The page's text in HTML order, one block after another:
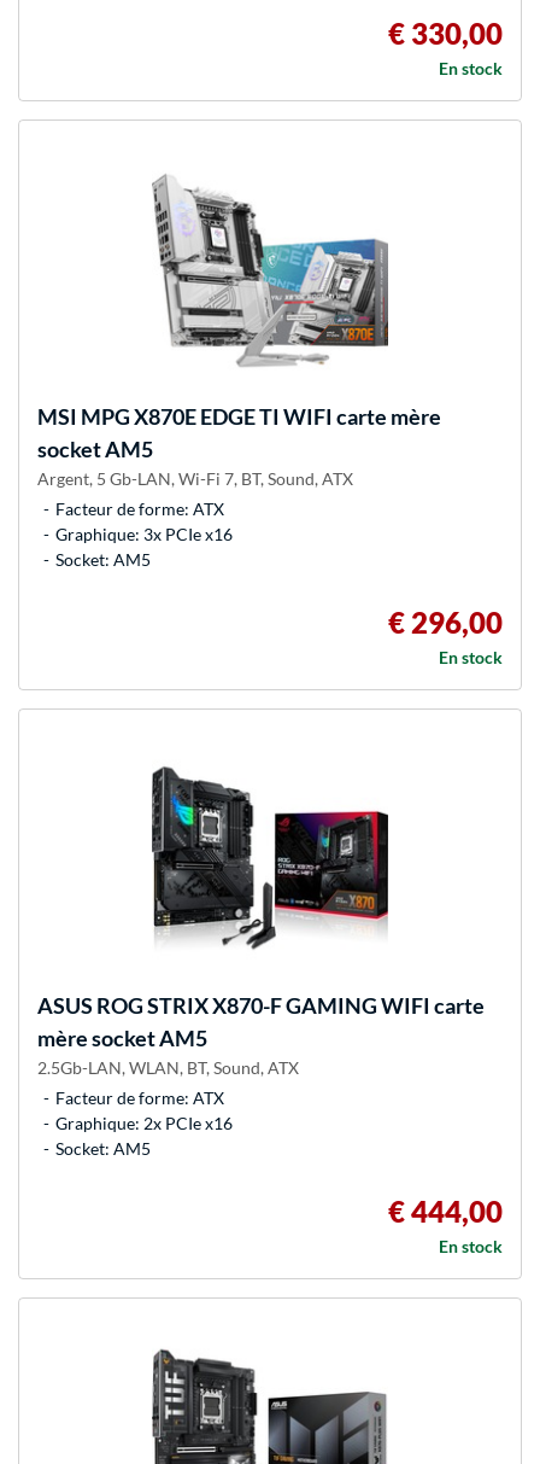
€ 330,00
En stock
MSI MPG X870E EDGE TI WIFI carte mère
socket AM5
Argent, 5 Gb-LAN, Wi-Fi 7, BT, Sound, ATX
Facteur de forme: ATX
Graphique: 3x PCIe x16
Socket: AM5
€ 296,00
En stock
ASUS ROG STRIX X870-F GAMING WIFI carte
mère socket AM5
2.5Gb-LAN, WLAN, BT, Sound, ATX
Facteur de forme: ATX
Graphique: 2x PCIe x16
Socket: AM5
€ 444,00
En stock